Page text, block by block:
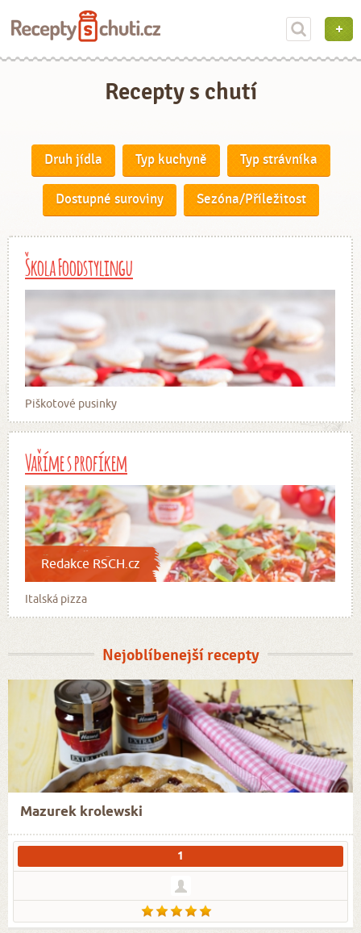
Recepty s chutí
Druh jídla Typ kuchyně Typ strávníka
Dostupné suroviny Sezóna/Příležitost
Škola Foodstylingu
Piškotové pusinky
Vaříme s profíkem
Redakce RSCH.cz
Italská pizza
Nejoblíbenejší recepty
Mazurek krolewski
1